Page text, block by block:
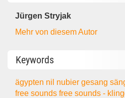
Jürgen Stryjak
Mehr von diesem Autor
Keywords
ägypten nil nubiergesang
free soundsfree sounds -